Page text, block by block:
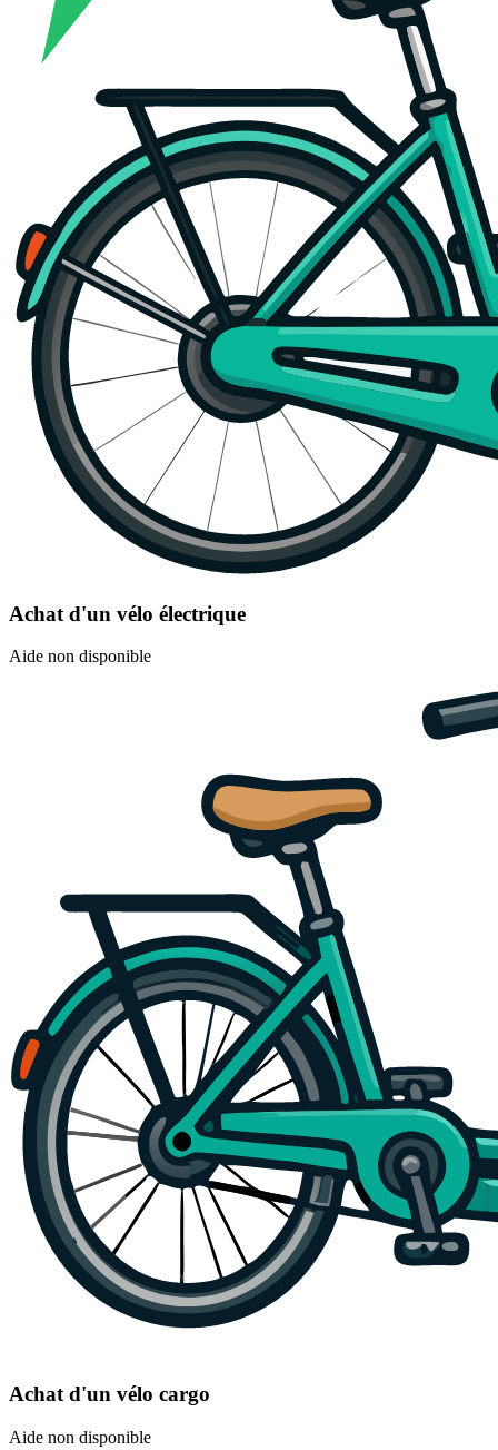
Achat d'un vélo électrique
Aide non disponible
Achat d'un vélo cargo
Aide non disponible